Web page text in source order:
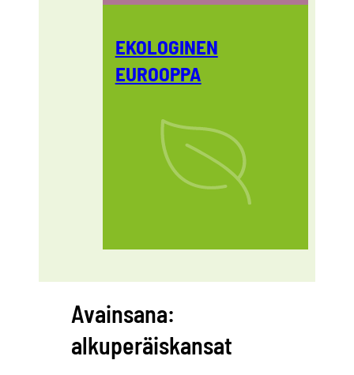
EKOLOGINEN
EUROOPPA
Avainsana:
alkuperäiskansat